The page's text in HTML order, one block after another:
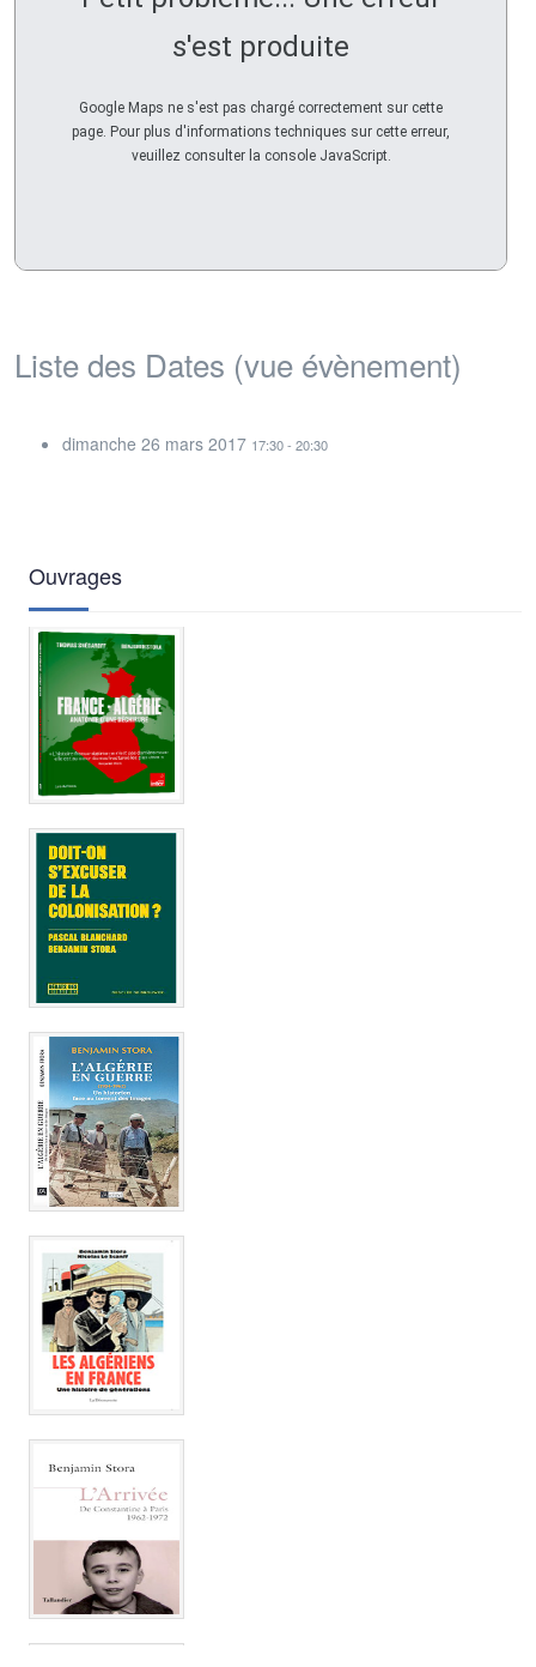
s'est produite
Google Maps ne s'est pas chargé correctement sur cette
page. Pour plus d'informations techniques sur cette erreur,
veuillez consulter la console JavaScript.
Liste des Dates (vue évènement)
dimanche 26 mars 2017 17:30 - 20:30
Ouvrages